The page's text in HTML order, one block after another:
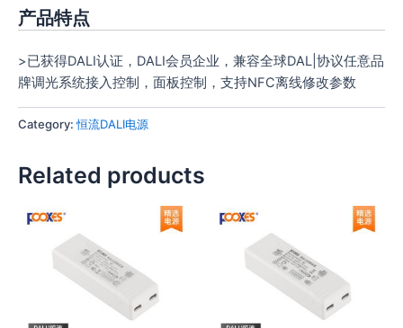
产品特点
>已获得DALI认证，DALI会员企业，兼容全球DAL|协议任意品
牌调光系统接入控制，面板控制，支持NFC离线修改参数
Category:恒流DALI电源
Related products